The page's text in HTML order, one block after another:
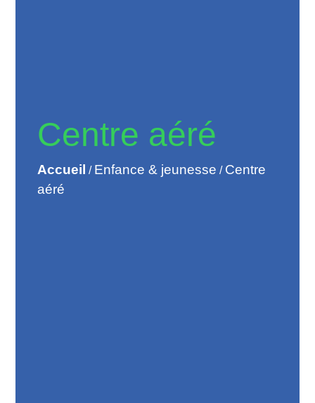
Centre aéré
Accueil / Enfance & jeunesse / Centre
aéré